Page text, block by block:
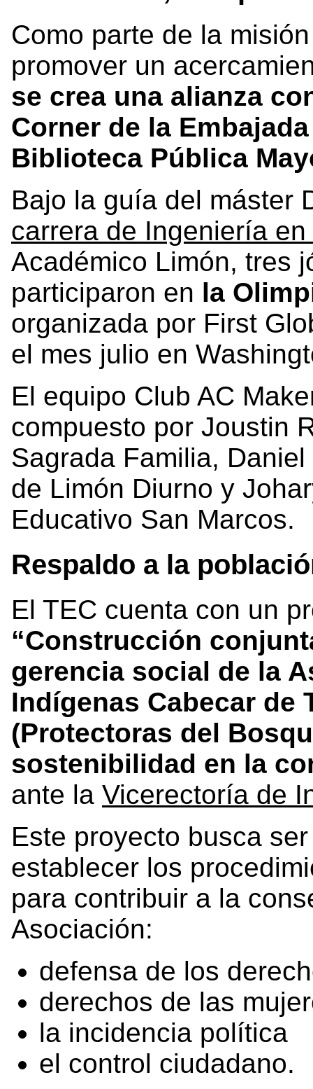
Como parte de la
promover un
se crea una alianza
Corner de la
Biblioteca Pública
Bajo la guía del máster
carrera de Ingeniería
Académico Limón, tres
participaron en la
organizada por First
el mes julio en
El equipo Club AC
compuesto por Joustin
Sagrada Familia,
de Limón Diurno y
Educativo San Marcos.
Respaldo a la
El TEC cuenta con un
“Construcción
gerencia social de la
Indígenas Cabecar de
(Protectoras del
sostenibilidad en la
ante la Vicerectoría de
Este proyecto busca
establecer los
para contribuir a la
Asociación:
defensa de los
derechos de las
la incidencia política
el control ciudadano.